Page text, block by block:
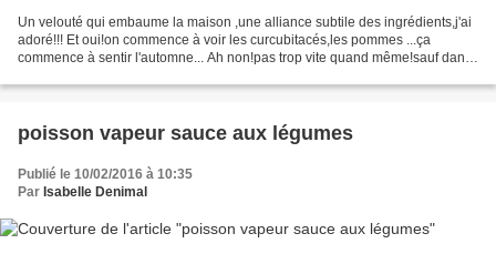
Un velouté qui embaume la maison ,une alliance subtile des ingrédients,j'ai
adoré!!! Et oui!on commence à voir les curcubitacés,les pommes ...ça
commence à sentir l'automne... Ah non!pas trop vite quand même!sauf dans
poisson vapeur sauce aux légumes
Publié le 10/02/2016 à 10:35
Par Isabelle Denimal